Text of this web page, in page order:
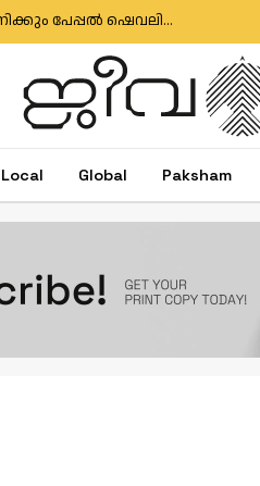
ഇഗ്‌നേഷ്യസ് ഗൊൺസാൽവസിനും ജോസ് ആന്റണിക്കും പേപ്പൽ ഷെവലിയർ പദവി
Local Global Paksham